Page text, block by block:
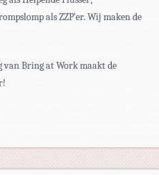
als ZZP’er. Wij maken de
Bring at Work maakt de